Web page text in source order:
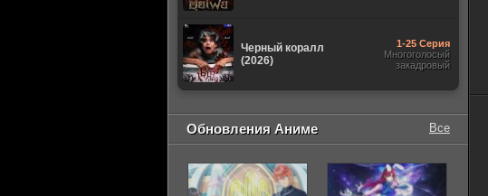
Черный коралл
(2026)
1-25 Серия
Многоголосый
закадровый
Обновления Аниме Все